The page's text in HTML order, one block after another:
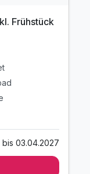
Frühstück
bis 03.04.2027